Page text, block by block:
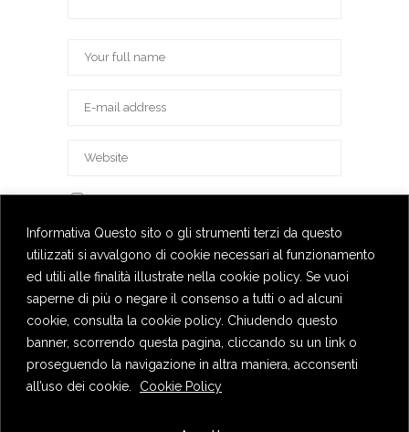
Informativa Questo sito o gli strumenti terzi da questo
utilizzati si avvalgono di cookie necessari al funzionamento
ed utili alle finalità illustrate nella cookie policy. Se vuoi
saperne di più o negare il consenso a tutti o ad alcuni
cookie, consulta la cookie policy. Chiudendo questo
banner, scorrendo questa pagina, cliccando su un link o
proseguendo la navigazione in altra maniera, acconsenti
all’uso dei cookie.
Cookie Policy
Privacy Policy